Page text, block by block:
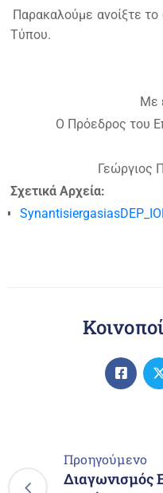
Παρακαλούμε ανοίξτε
Τύπου.
Με
Ο Πρόεδρος του
Γεώργιος
Σχετικά Αρχεία:
Προηγούμενο
Διαγωνισμός